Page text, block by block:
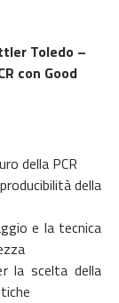
Toledo –
con Good
della PCR
della
e la tecnica
la scelta della